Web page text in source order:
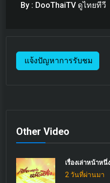
By : DooThaiTV ดูไทยทีวี
แจ้งปัญหาการรับชม
Other Video
เรื่องเล่าหน้าหนึ่ง
2 วันที่ผ่านมา